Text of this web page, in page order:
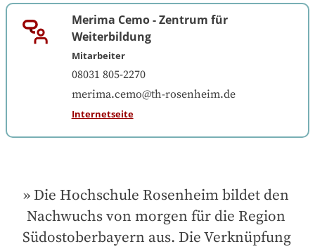
Merima Cemo -Zentrum für
Weiterbildung
Mitarbeiter
08031 805-2270
merima.cemo@th-rosenheim.de
Internetseite
Die Hochschule Rosenheim bildet den
Nachwuchs von morgen für die Region
Südostoberbayern aus. Die Verknüpfung